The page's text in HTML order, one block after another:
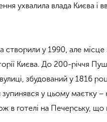
ухвалила влада Києва
створили у 1990, але місце
Києва. До 200-річчя
збудований у 1816
у цьому маєтку –
в готелі на Печерську, що